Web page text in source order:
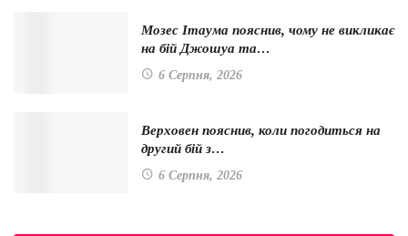
Мозес Ітаума пояснив, чому не викликає
на бій Джошуа та…
6 Серпня, 2026
Верховен пояснив, коли погодиться на
другий бій з…
6 Серпня, 2026